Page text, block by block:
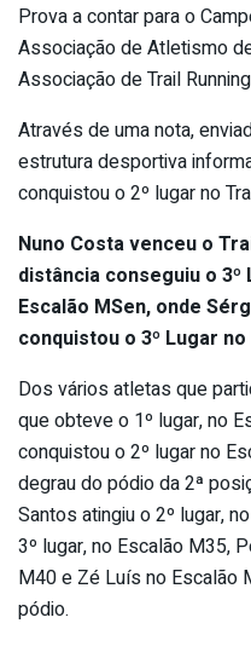
Prova a contar para o
Associação de Atletismo
Associação de Trail
Através de uma nota,
estrutura desportiva
conquistou o 2º lugar no
Nuno Costa venceu o
distância conseguiu o 3º
Escalão MSen, onde
conquistou o 3º Lugar
Dos vários atletas que
que obteve o 1º lugar, no
conquistou o 2º lugar no
degrau do pódio da 2ª
Santos atingiu o 2º lugar,
3º lugar, no Escalão M35,
M40 e Zé Luís no Escalão
pódio.